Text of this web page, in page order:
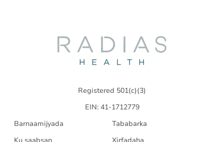
Registered 501(c)(3)
EIN: 41-1712779
Barnaamijyada
Tababarka